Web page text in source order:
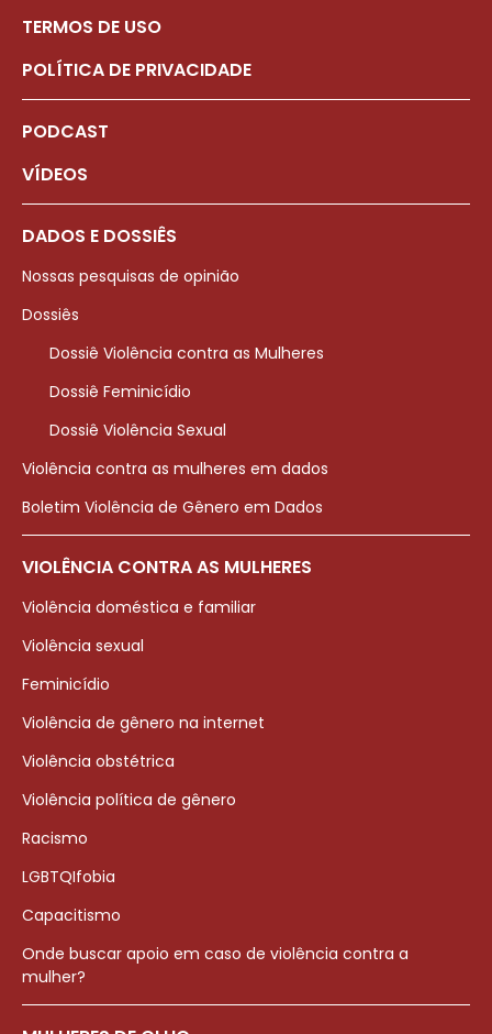
TERMOS DE USO
POLÍTICA DE PRIVACIDADE
PODCAST
VÍDEOS
DADOS E DOSSIÊS
Nossas pesquisas de opinião
Dossiês
Dossiê Violência contra as Mulheres
Dossiê Feminicídio
Dossiê Violência Sexual
Violência contra as mulheres em dados
Boletim Violência de Gênero em Dados
VIOLÊNCIA CONTRA AS MULHERES
Violência doméstica e familiar
Violência sexual
Feminicídio
Violência de gênero na internet
Violência obstétrica
Violência política de gênero
Racismo
LGBTQIfobia
Capacitismo
Onde buscar apoio em caso de violência contra a
mulher?